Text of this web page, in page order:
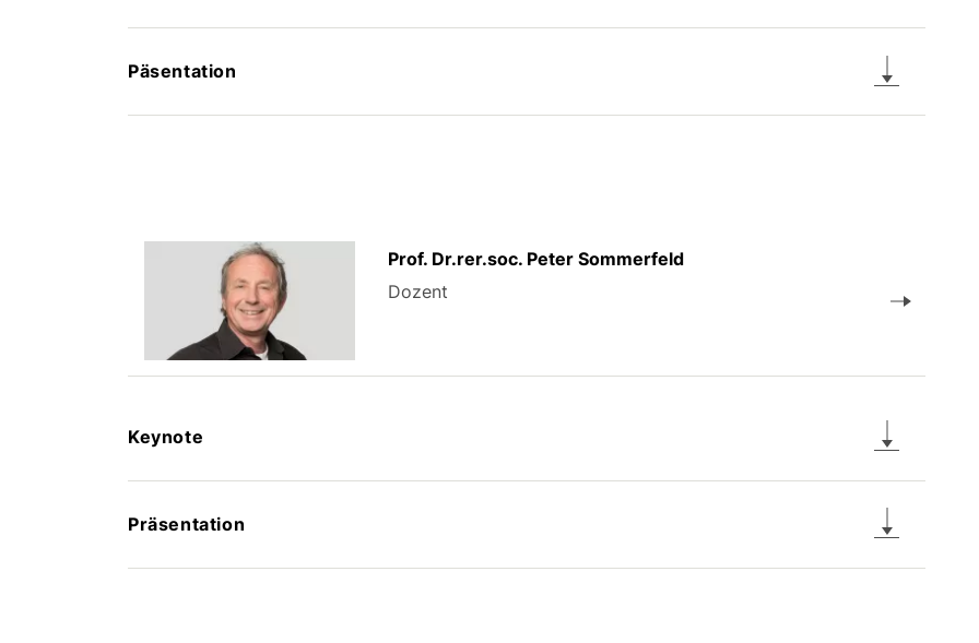
Päsentation
Prof. Dr.rer.soc. Peter Sommerfeld
Dozent
Keynote
Präsentation